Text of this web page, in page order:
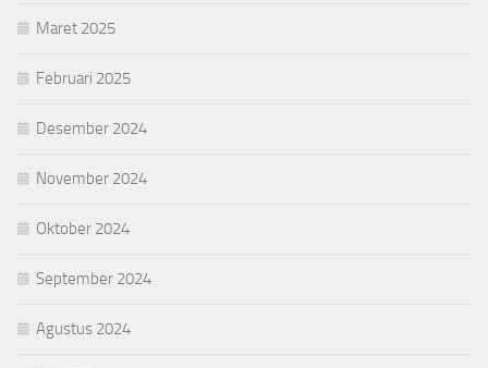
Maret 2025
Februari 2025
Desember 2024
November 2024
Oktober 2024
September 2024
Agustus 2024